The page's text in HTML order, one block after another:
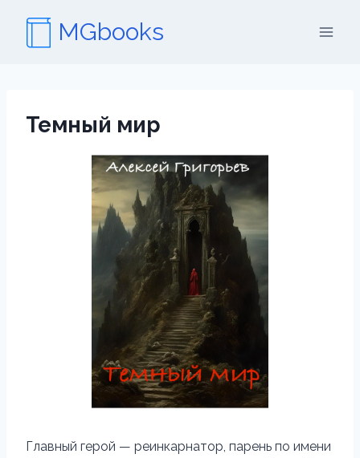
содержимому
MGbooks
Темный мир
Главный герой — реинкарнатор, парень по имени